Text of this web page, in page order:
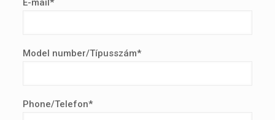
E-mail*
Model number/Típusszám*
Phone/Telefon*